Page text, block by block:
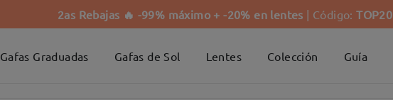
2as Rebajas 🔥 -99% máximo + -20% en lentes | Código:TOP20
Gafas Graduadas Gafas de Sol Lentes Colección Guía